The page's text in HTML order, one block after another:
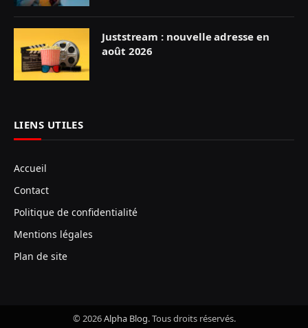
Juststream : nouvelle adresse en
août 2026
LIENS UTILES
Accueil
Contact
Politique de confidentialité
Mentions légales
Plan de site
© 2026Alpha Blog. Tous droits réservés.